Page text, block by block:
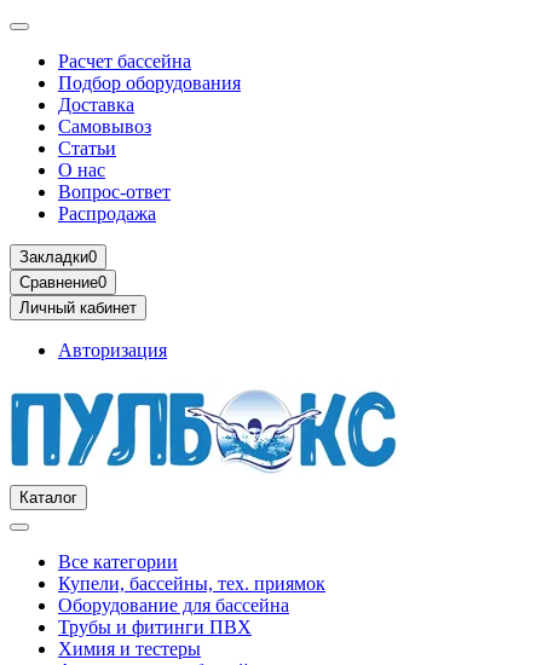
Расчет бассейна
Подбор оборудования
Доставка
Самовывоз
Статьи
О нас
Вопрос-ответ
Распродажа
Закладки0
Сравнение0
Личный кабинет
Авторизация
Каталог
Все категории
Купели, бассейны, тех. приямок
Оборудование для бассейна
Трубы и фитинги ПВХ
Химия и тестеры